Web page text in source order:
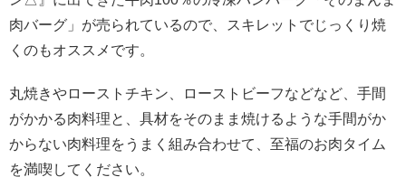
肉バーグ」が売られているので、スキレットでじっくり焼
くのもオススメです。
丸焼きやローストチキン、ローストビーフなどなど、手間
がかかる肉料理と、具材をそのまま焼けるような手間がか
からない肉料理をうまく組み合わせて、至福のお肉タイム
を満喫してください。